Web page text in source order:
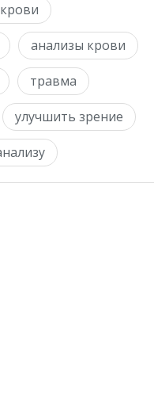
анализы крови
травма
улучшить зрение